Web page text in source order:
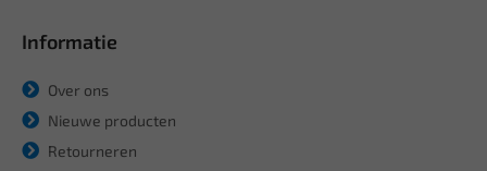
Informatie
Over ons
Nieuwe producten
Retourneren